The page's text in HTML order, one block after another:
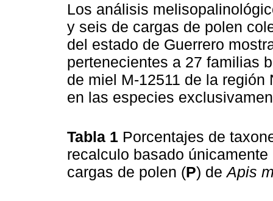
Los análisis
y seis de cargas de polen
del estado de Guerrero
pertenecientes a 27 familias
de miel M-12511 de la
en las especies
Tabla 1 Porcentajes de
recalculo basado
cargas de polen (P) deApis